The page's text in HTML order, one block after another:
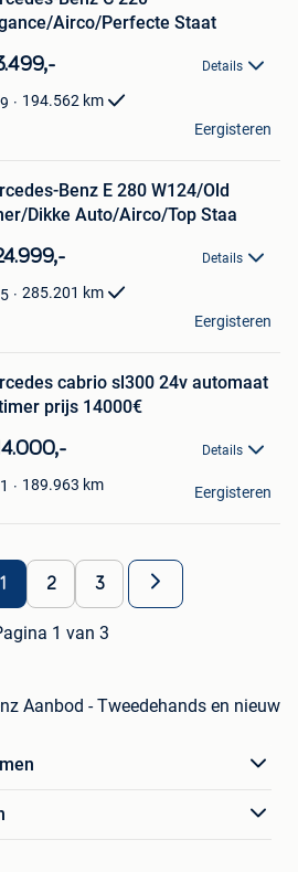
Airco/Perfecte Staat
Details
194.562 km
Eergisteren
Benz E 280 W124/Old
Dikke Auto/Airco/Top Staa
Details
285.201 km
Eergisteren
cabrio sl300 24v automaat
prijs 14000€
Details
189.963 km Eergisteren
1 2 3
1 van 3